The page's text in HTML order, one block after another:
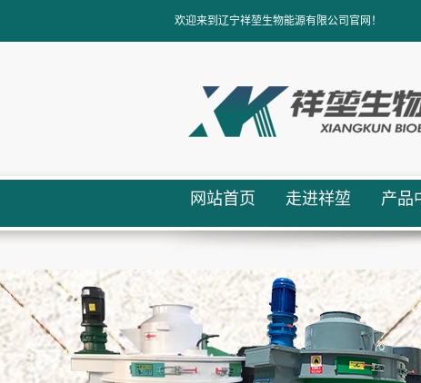
欢迎来到辽宁祥堃生物能源有限公司官网！
网站首页 走进祥堃
公司简介
资质档案
联系我们
产品
生物
设备
生物
燃料
生物质
设备